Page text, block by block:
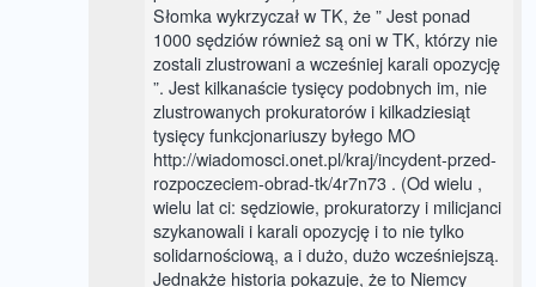
Słomka wykrzyczał w TK, że ” Jest ponad
1000 sędziów również są oni w TK, którzy nie
zostali zlustrowani a wcześniej karali opozycję
”. Jest kilkanaście tysięcy podobnych im, nie
zlustrowanych prokuratorów i kilkadziesiąt
tysięcy funkcjonariuszy byłego MO
http://wiadomosci.onet.pl/kraj/incydent-przed-
rozpoczeciem-obrad-tk/4r7n73 . (Od wielu ,
wielu lat ci: sędziowie, prokuratorzy i milicjanci
szykanowali i karali opozycję i to nie tylko
solidarnościową, a i dużo, dużo wcześniejszą.
Jednakże historia pokazuje, że to Niemcy